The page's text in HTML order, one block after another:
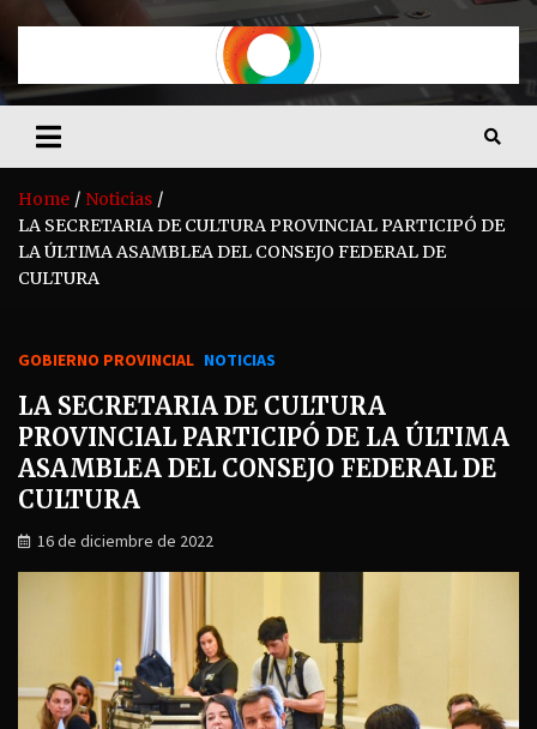
FM LIDER 104.1
Home
Noticias
LA SECRETARIA DE CULTURA PROVINCIAL PARTICIPÓ DE
LA ÚLTIMA ASAMBLEA DEL CONSEJO FEDERAL DE
CULTURA
GOBIERNO PROVINCIAL NOTICIAS
LA SECRETARIA DE CULTURA
PROVINCIAL PARTICIPÓ DE LA ÚLTIMA
ASAMBLEA DEL CONSEJO FEDERAL DE
CULTURA
16 de diciembre de 2022